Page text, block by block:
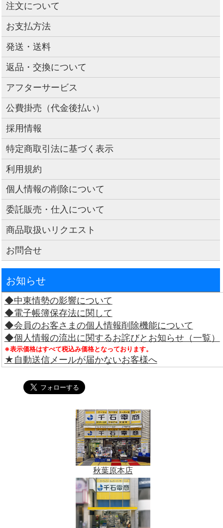
注文について
お支払方法
発送・送料
返品・交換について
アフターサービス
公費掛売（代金後払い）
採用情報
特定商取引法に基づく表示
利用規約
個人情報の削除について
委託販売・仕入について
商品取扱いリクエスト
お問合せ
お知らせ
◆中東情勢の影響について
◆電子帳簿保存法に関して
◆会員のお客さまの個人情報削除機能について
◆個人情報の流出に関するお詫びとお知らせ（一覧）
※表示価格はすべて税込み価格となっております。
★自動送信メールが届かないお客様へ
秋葉原本店